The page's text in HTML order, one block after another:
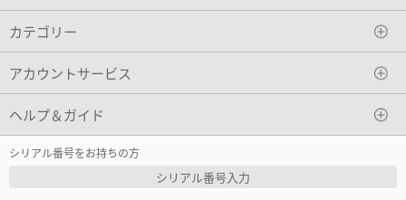
カテゴリー
アカウントサービス
ヘルプ＆ガイド
シリアル番号をお持ちの方
シリアル番号入力